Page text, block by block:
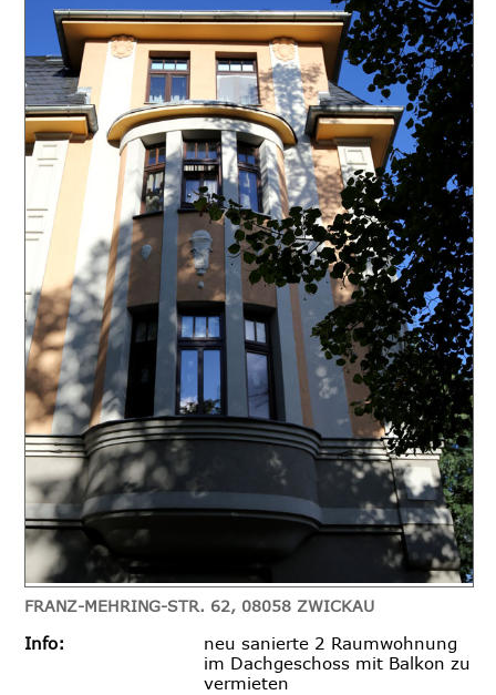
FRANZ-MEHRING-STR. 62, 08058 ZWICKAU
Info:
neu sanierte 2 Raumwohnung
im Dachgeschoss mit Balkon zu
vermieten